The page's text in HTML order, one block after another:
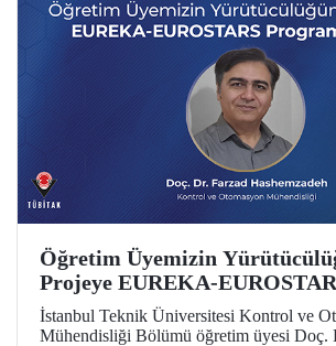
Öğretim Üyemizin
Projeye EUREKA-
Desteği
İstanbul Teknik Üniversitesi Kontrol ve
Mühendisliği Bölümü öğretim üyesi Doç.